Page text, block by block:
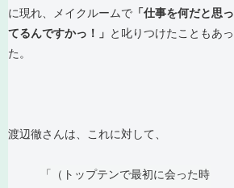
に現れ、メイクルームで 「仕事を何だと思っ
てるんですかっ！」 と叱りつけたこともあっ
た。
渡辺徹さんは、これに対して、
「（トップテンで最初に会った時